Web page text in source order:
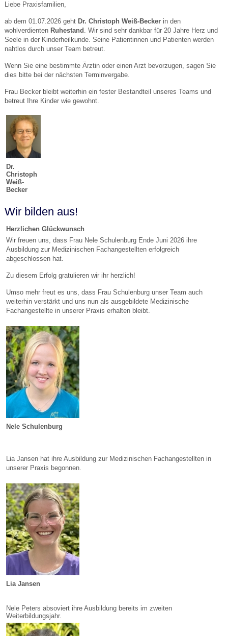
Liebe Praxisfamilien,
ab dem 01.07.2026 geht Dr. Christoph Weiß-Beckerin den
wohlverdientenRuhestand . Wir sind sehr dankbar für 20 Jahre Herz und
Seele in der Kinderheilkunde. Seine Patientinnen und Patienten werden
nahtlos durch unser Team betreut.
Wenn Sie eine bestimmte Ärztin oder einen Arzt bevorzugen, sagen Sie
dies bitte bei der nächsten Terminvergabe.
Frau Becker bleibt weiterhin ein fester Bestandteil unseres Teams und
betreut Ihre Kinder wie gewohnt.
Dr.
Christoph
Weiß-
Becker
Wir bilden aus!
Herzlichen Glückwunsch
Wir freuen uns, dass Frau Nele Schulenburg Ende Juni 2026 ihre
Ausbildung zur Medizinischen Fachangestellten erfolgreich
abgeschlossen hat.
Zu diesem Erfolg gratulieren wir ihr herzlich!
Umso mehr freut es uns, dass Frau Schulenburg unser Team auch
weiterhin verstärkt und uns nun als ausgebildete Medizinische
Fachangestellte in unserer Praxis erhalten bleibt.
Nele Schulenburg
Lia Jansen hat ihre Ausbildung zur Medizinischen Fachangestellten in
unserer Praxis begonnen.
Lia Jansen
Nele Peters absoviert ihre Ausbildung bereits im zweiten
Weiterbildungsjahr.